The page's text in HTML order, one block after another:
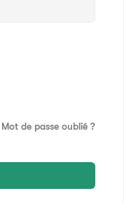
Mot de passe oublié ?